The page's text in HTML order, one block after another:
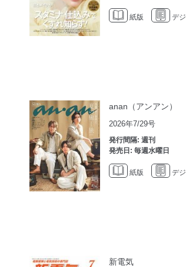
紙版 デ
anan（アンアン）
2026年7/29号
発行間隔: 週刊
発売日: 毎週水曜日
紙版 デ
新電気